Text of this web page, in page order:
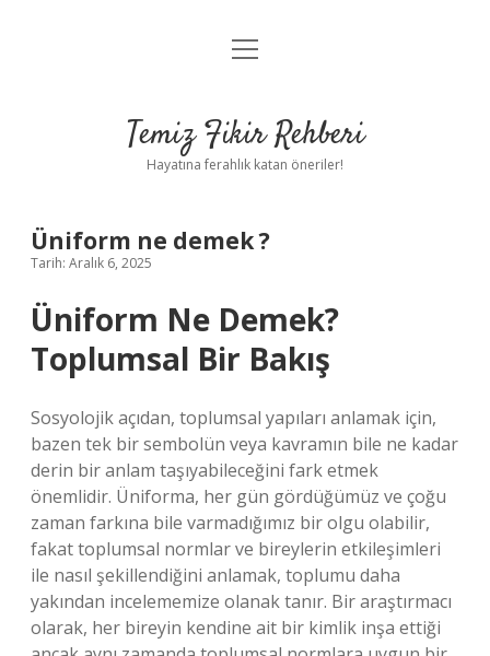
Anasayfa
Yasal Uyarı
menüyü
Temiz Fikir Rehberi
Hayatına ferahlık katan öneriler!
Üniform ne demek ?
Tarih: Aralık 6, 2025
Üniform Ne Demek?
Toplumsal Bir Bakış
Sosyolojik açıdan, toplumsal yapıları anlamak için,
bazen tek bir sembolün veya kavramın bile ne kadar
derin bir anlam taşıyabileceğini fark etmek
önemlidir. Üniforma, her gün gördüğümüz ve çoğu
zaman farkına bile varmadığımız bir olgu olabilir,
fakat toplumsal normlar ve bireylerin etkileşimleri
ile nasıl şekillendiğini anlamak, toplumu daha
yakından incelememize olanak tanır. Bir araştırmacı
olarak, her bireyin kendine ait bir kimlik inşa ettiği